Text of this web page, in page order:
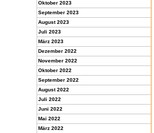
Oktober 2023
September 2023
August 2023
Juli 2023
März 2023
Dezember 2022
November 2022
Oktober 2022
September 2022
August 2022
Juli 2022
Juni 2022
Mai 2022
März 2022